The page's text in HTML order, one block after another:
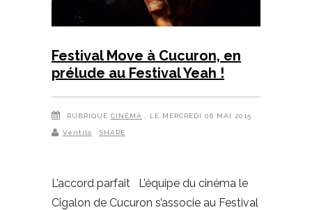
Festival Move à Cucuron, en
prélude au Festival Yeah !
RUBRIQUE CINÉMA , LE MERCREDI 06 MAI 2015
Ventilo SHARE
L’accord parfait L’équipe du cinéma le
Cigalon de Cucuron s’associe au Festival